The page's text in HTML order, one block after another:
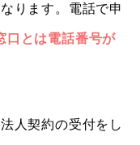
ります。電話で申
口とは電話番号が
人契約の受付をし